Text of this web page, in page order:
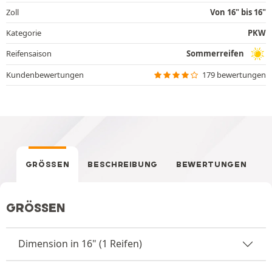
Zoll
Von 16" bis 16"
Kategorie
PKW
Reifensaison
Sommerreifen
Kundenbewertungen
179 bewertungen
GRÖSSEN BESCHREIBUNG BEWERTUNGEN
GRÖSSEN
Dimension in 16" (1 Reifen)